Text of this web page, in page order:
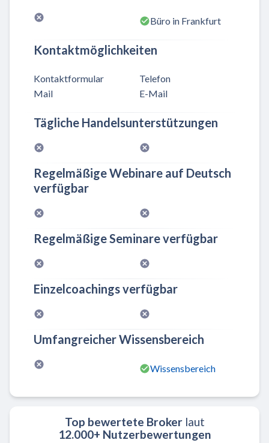
Büro in Frankfurt
Kontaktmöglichkeiten
Kontaktformular
Mail
Telefon
E-Mail
Tägliche Handelsunterstützungen
Regelmäßige Webinare auf Deutsch
verfügbar
Regelmäßige Seminare verfügbar
Einzelcoachings verfügbar
Umfangreicher Wissensbereich
Wissensbereich
Top bewertete Brokerlaut
12.000+ Nutzerbewertungen